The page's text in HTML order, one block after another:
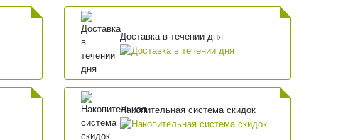
Доставка в течении дня
Накопительная система скидок